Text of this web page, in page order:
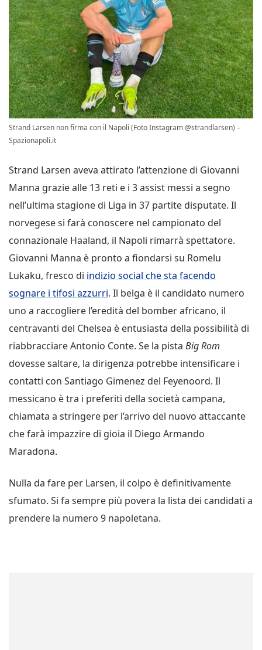
Strand Larsen non firma con il Napoli (Foto Instagram @strandlarsen) –
Spazionapoli.it
Strand Larsen aveva attirato l’attenzione di Giovanni
Manna grazie alle 13 reti e i 3 assist messi a segno
nell’ultima stagione di Liga in 37 partite disputate. Il
norvegese si farà conoscere nel campionato del
connazionale Haaland, il Napoli rimarrà spettatore.
Giovanni Manna è pronto a fiondarsi su Romelu
Lukaku, fresco di indizio social che sta facendo
sognare i tifosi azzurri. Il belga è il candidato numero
uno a raccogliere l’eredità del bomber africano, il
centravanti del Chelsea è entusiasta della possibilità di
riabbracciare Antonio Conte. Se la pista Big Rom
dovesse saltare, la dirigenza potrebbe intensificare i
contatti con Santiago Gimenez del Feyenoord. Il
messicano è tra i preferiti della società campana,
chiamata a stringere per l’arrivo del nuovo attaccante
che farà impazzire di gioia il Diego Armando
Maradona.
Nulla da fare per Larsen, il colpo è definitivamente
sfumato. Si fa sempre più povera la lista dei candidati a
prendere la numero 9 napoletana.